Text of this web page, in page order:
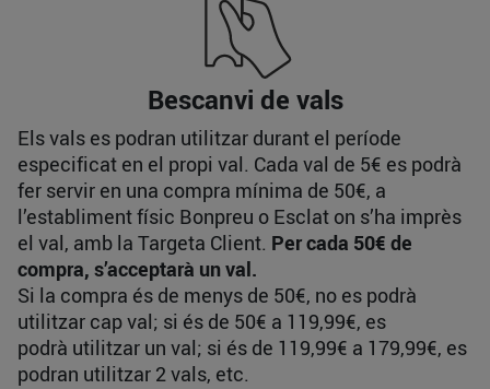
Bescanvi de vals
Els vals es podran utilitzar durant el període
especificat en el propi val. Cada val de 5€ es podrà
fer servir en una compra mínima de 50€, a
l’establiment físic Bonpreu o Esclat on s’ha imprès
el val, amb la Targeta Client. Per cada 50€ de
compra, s’acceptarà un val.
Si la compra és de menys de 50€, no es podrà
utilitzar cap val; si és de 50€ a 119,99€, es
podrà utilitzar un val; si és de 119,99€ a 179,99€, es
podran utilitzar 2 vals, etc.